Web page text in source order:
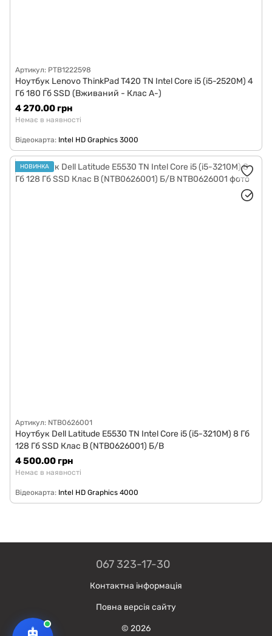
Артикул: PTB1222598
Ноутбук Lenovo ThinkPad T420 TN Intel Core i5 (i5-2520M) 4
Гб 180 Гб SSD (Вживаний - Клас A-)
4 270.00 грн
Немає в наявності
Відеокарта Intel HD Graphics 3000
НОВИНКА
Артикул: NTB0626001
Ноутбук Dell Latitude E5530 TN Intel Core i5 (i5-3210M) 8 Гб
128 Гб SSD Клас B (NTB0626001) Б/В
4 500.00 грн
Немає в наявності
Відеокарта Intel HD Graphics 4000
067 323-17-30
Контактна інформація
Повна версія сайту
© 2026